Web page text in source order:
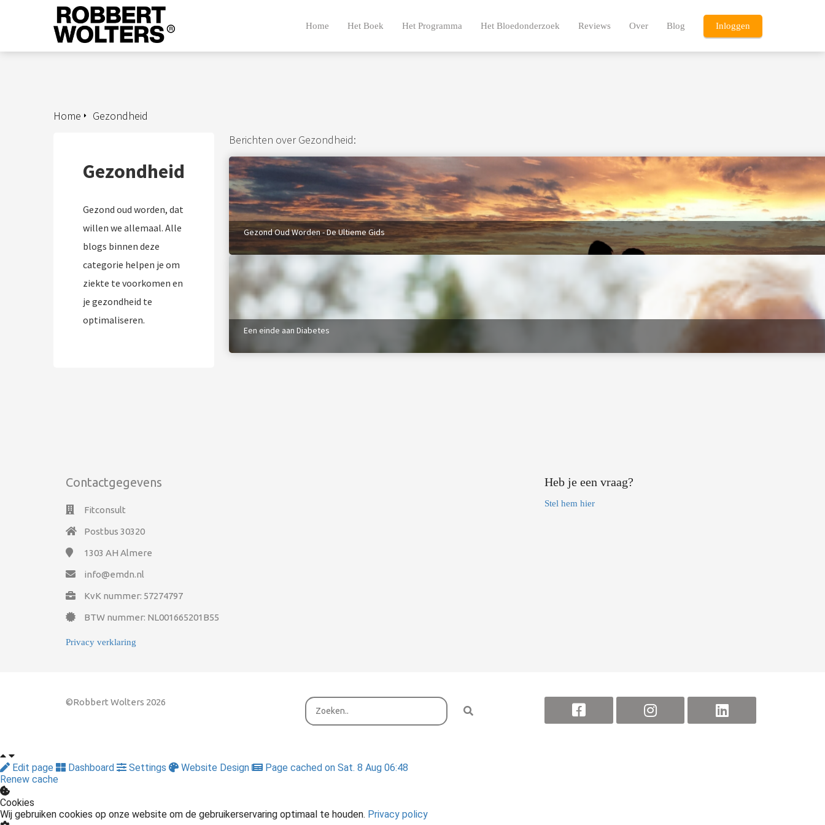
Home Het Boek Het Programma Het Bloedonderzoek Reviews Over Blog Inloggen
Gezondheid
Home
Gezondheid
Gezond oud worden, dat
willen we allemaal. Alle
blogs binnen deze
categorie helpen je om
ziekte te voorkomen en
je gezondheid te
optimaliseren.
Berichten over Gezondheid:
Gezond Oud Worden - De Ultieme Gids
Een einde aan Diabetes
Contactgegevens
Fitconsult
Postbus 30320
1303 AH Almere
info@emdn.nl
KvK nummer: 57274797
BTW nummer: NL001665201B55
Privacy verklaring
Heb je een vraag?
Stel hem hier
©Robbert Wolters 2026
Edit page Dashboard Settings Website Design
Page cached on Sat. 8 Aug 06:48
Renew cache
Cookies
Wij gebruiken cookies op onze website om de gebruikerservaring optimaal te houden. Privacy policy